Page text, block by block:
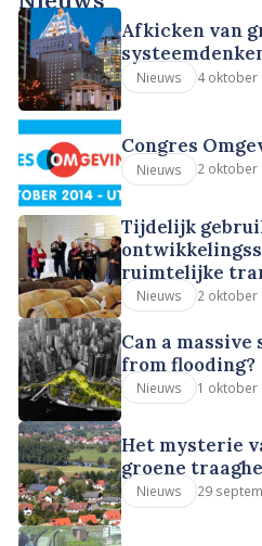
Afkicken van
Nieuws 4 oktober
Congres
Nieuws 2 oktober
Tijdelijk
ruimtelijke
Nieuws 2 oktober
Can a massive
from flooding?
Nieuws 1 oktober
Het mysterie
groene
Nieuws 29